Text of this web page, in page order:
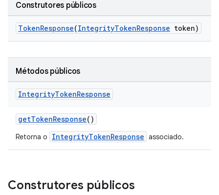
Construtores públicos
TokenResponse(IntegrityTokenResponse token)
Métodos públicos
IntegrityTokenResponse
getTokenResponse()
Retorna o IntegrityTokenResponse associado.
Construtores públicos